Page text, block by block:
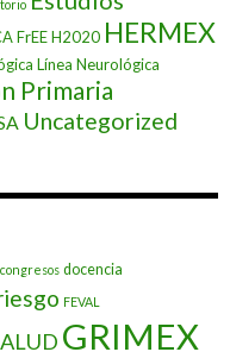
FrEEH2020 HERMEX
Línea Neurológica
Primaria
Uncategorized
congresos docencia
FEVAL
GRIMEX